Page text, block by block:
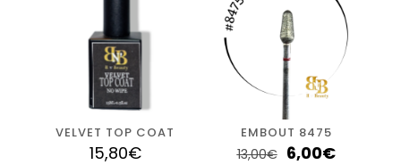
VELVET TOP COAT
15,80€
EMBOUT 8475
13,00€ 6,00€